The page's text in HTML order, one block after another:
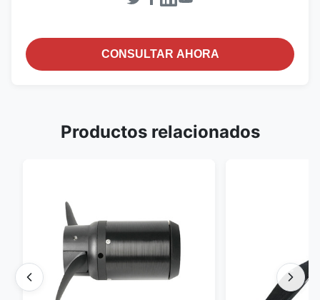
CONSULTAR AHORA
Productos relacionados